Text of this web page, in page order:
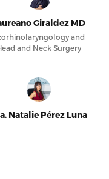
Giraldez MD
and
and Neck Surgery
Natalie Pérez Luna